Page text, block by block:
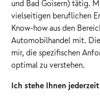
und Bad Goisern) tätig.
vielseitigen beruflichen
Know-how aus den
Automobilhandel mit.
mir, die spezifischen
optimal zu verstehen.
Ich stehe Ihnen